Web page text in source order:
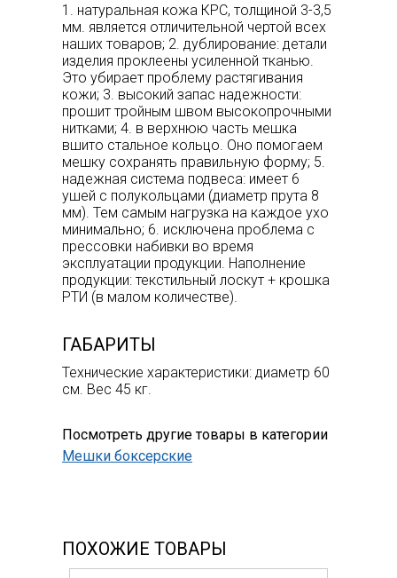
1. натуральная кожа КРС, толщиной 3-3,5
мм. является отличительной чертой всех
наших товаров; 2. дублирование: детали
изделия проклеены усиленной тканью.
Это убирает проблему растягивания
кожи; 3. высокий запас надежности:
прошит тройным швом высокопрочными
нитками; 4. в верхнюю часть мешка
вшито стальное кольцо. Оно помогаем
мешку сохранять правильную форму; 5.
надежная система подвеса: имеет 6
ушей с полукольцами (диаметр прута 8
мм). Тем самым нагрузка на каждое ухо
минимально; 6. исключена проблема с
прессовки набивки во время
эксплуатации продукции. Наполнение
продукции: текстильный лоскут + крошка
РТИ (в малом количестве).
ГАБАРИТЫ
Технические характеристики: диаметр 60
см. Вес 45 кг.
Посмотреть другие товары в категории
Мешки боксерские
ПОХОЖИЕ ТОВАРЫ